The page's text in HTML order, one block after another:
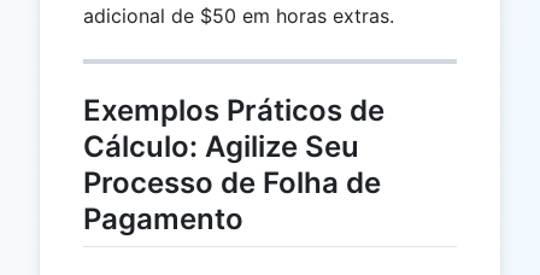
adicional de $50 em horas extras.
Exemplos Práticos de
Cálculo: Agilize Seu
Processo de Folha de
Pagamento